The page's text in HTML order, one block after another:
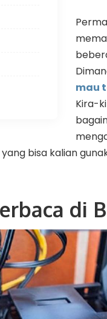
mau
Kira-
bisa kalian
di